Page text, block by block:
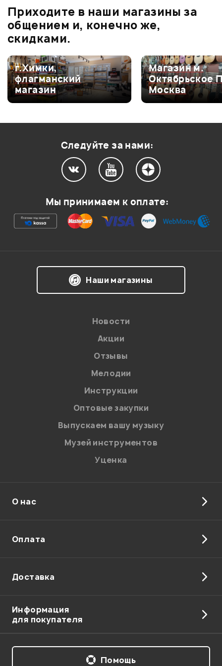
0.0
Оценка5
0
Оценка4
0
Оценка3
0
Ваша оценка:
на обработку персональных данных в
Политикой в отношении обработки
персональных данных.
Введите проверочное число:
Отправить
Приходите в наши магазины за
общением и, конечно же,
скидками.
г.Химки,
флагманский
магазин
Магазин м.
Октябрьское
Москва
Следуйте за нами:
Мы принимаем к оплате:
Наши магазины
Новости
Акции
Отзывы
Мелодии
Инструкции
Оптовые закупки
Выпускаем вашу музыку
Музей инструментов
Уценка
О нас
Оплата
Доставка
Информация
для покупателя
Помощь